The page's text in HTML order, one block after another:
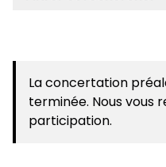
La concertation
terminée. Nous vous
participation.